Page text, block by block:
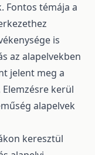
Fontos témája a
is
az alapelvekben
jelent meg a
kerül
alapelvek
keresztül